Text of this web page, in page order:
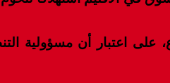
على اعتبار أن مسؤولية